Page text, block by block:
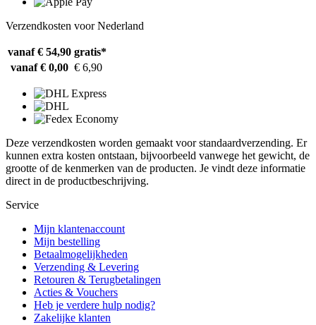
Verzendkosten voor Nederland
vanaf € 54,90 gratis*
vanaf € 0,00 € 6,90
Deze verzendkosten worden gemaakt voor standaardverzending. Er
kunnen extra kosten ontstaan, bijvoorbeeld vanwege het gewicht, de
grootte of de kenmerken van de producten. Je vindt deze informatie
direct in de productbeschrijving.
Service
Mijn klantenaccount
Mijn bestelling
Betaalmogelijkheden
Verzending & Levering
Retouren & Terugbetalingen
Acties & Vouchers
Heb je verdere hulp nodig?
Zakelijke klanten